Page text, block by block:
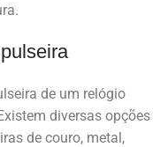
de um relógio
diversas opções
de couro, metal,